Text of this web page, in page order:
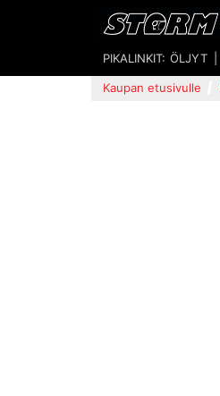
PIKALINKIT: ÖLJYT
Kaupan etusivulle